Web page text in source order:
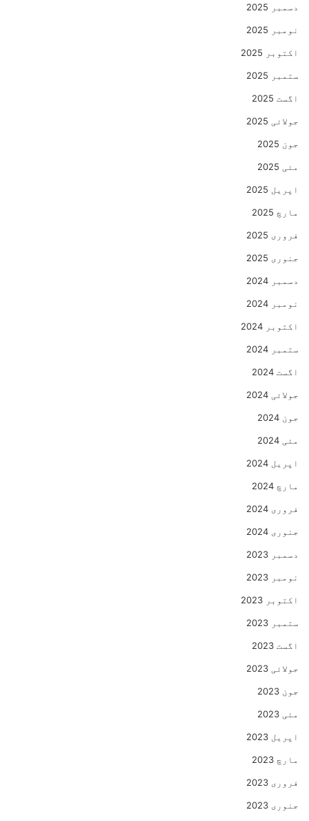
دسمبر 2025
نومبر 2025
اکتوبر 2025
ستمبر 2025
اگست 2025
جولائی 2025
جون 2025
مئی 2025
اپریل 2025
مارچ 2025
فروری 2025
جنوری 2025
دسمبر 2024
نومبر 2024
اکتوبر 2024
ستمبر 2024
اگست 2024
جولائی 2024
جون 2024
مئی 2024
اپریل 2024
مارچ 2024
فروری 2024
جنوری 2024
دسمبر 2023
نومبر 2023
اکتوبر 2023
ستمبر 2023
اگست 2023
جولائی 2023
جون 2023
مئی 2023
اپریل 2023
مارچ 2023
فروری 2023
جنوری 2023